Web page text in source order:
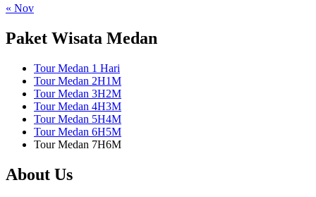
« Nov
Paket Wisata Medan
Tour Medan 1 Hari
Tour Medan 2H1M
Tour Medan 3H2M
Tour Medan 4H3M
Tour Medan 5H4M
Tour Medan 6H5M
Tour Medan 7H6M
About Us